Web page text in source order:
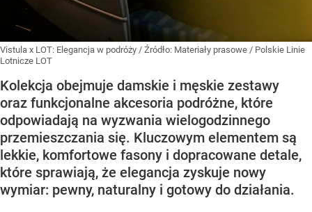
Vistula x LOT: Elegancja w podróży / Źródło: Materiały prasowe / Polskie Linie
Lotnicze LOT
Kolekcja obejmuje damskie i męskie zestawy
oraz funkcjonalne akcesoria podróżne, które
odpowiadają na wyzwania wielogodzinnego
przemieszczania się. Kluczowym elementem są
lekkie, komfortowe fasony i dopracowane detale,
które sprawiają, że elegancja zyskuje nowy
wymiar: pewny, naturalny i gotowy do działania.